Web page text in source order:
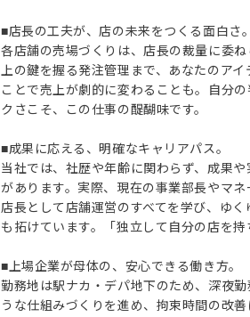
■店長の工夫が、店の未来をつくる面白さ。
各店舗の売場づくりは、店長の裁量に委
上の鍵を握る発注管理まで、あなたのア
ことで売上が劇的に変わることも。自分
クさこそ、この仕事の醍醐味です。
■成果に応える、明確なキャリアパス。
当社では、社歴や年齢に関わらず、成果
があります。実際、現在の事業部長やマ
店長として店舗運営のすべてを学び、ゆ
も拓けています。「独立して自分の店を
■上場企業が母体の、安心できる働き方。
勤務地は駅ナカ・デパ地下のため、深夜
うな仕組みづくりを進め、拘束時間の改